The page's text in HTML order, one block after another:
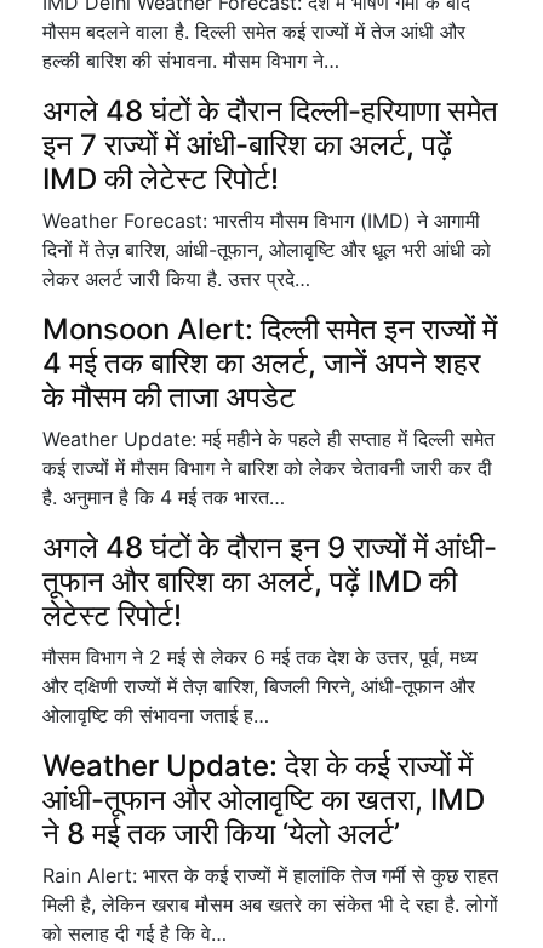
मौसम बदलने वाला है. दिल्ली समेत कई राज्यों में तेज आंधी और
हल्की बारिश की संभावना. मौसम विभाग ने…
अगले 48 घंटों के दौरान दिल्ली-हरियाणा समेत
इन 7 राज्यों में आंधी-बारिश का अलर्ट, पढ़ें
IMD की लेटेस्ट रिपोर्ट!
Weather Forecast: भारतीय मौसम विभाग (IMD) ने आगामी
दिनों में तेज़ बारिश, आंधी-तूफान, ओलावृष्टि और धूल भरी आंधी को
लेकर अलर्ट जारी किया है. उत्तर प्रदे…
Monsoon Alert: दिल्ली समेत इन राज्यों में
4 मई तक बारिश का अलर्ट, जानें अपने शहर
के मौसम की ताजा अपडेट
Weather Update: मई महीने के पहले ही सप्ताह में दिल्ली समेत
कई राज्यों में मौसम विभाग ने बारिश को लेकर चेतावनी जारी कर दी
है. अनुमान है कि 4 मई तक भारत…
अगले 48 घंटों के दौरान इन 9 राज्यों में आंधी-
तूफान और बारिश का अलर्ट, पढ़ें IMD की
लेटेस्ट रिपोर्ट!
मौसम विभाग ने 2 मई से लेकर 6 मई तक देश के उत्तर, पूर्व, मध्य
और दक्षिणी राज्यों में तेज़ बारिश, बिजली गिरने, आंधी-तूफान और
ओलावृष्टि की संभावना जताई ह…
Weather Update: देश के कई राज्यों में
आंधी-तूफान और ओलावृष्टि का खतरा, IMD
ने 8 मई तक जारी किया ‘येलो अलर्ट’
Rain Alert: भारत के कई राज्यों में हालांकि तेज गर्मी से कुछ राहत
मिली है, लेकिन खराब मौसम अब खतरे का संकेत भी दे रहा है. लोगों
को सलाह दी गई है कि वे…